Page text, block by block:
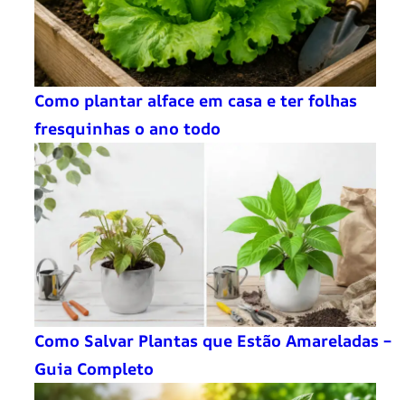
Como plantar alface em casa e ter folhas
fresquinhas o ano todo
Como Salvar Plantas que Estão Amareladas –
Guia Completo